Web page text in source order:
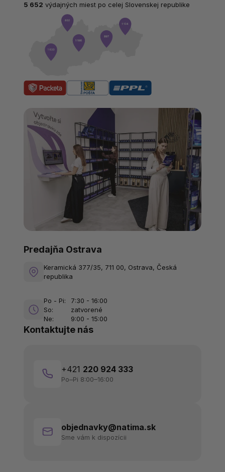
Kontaktujte nás
+421 220 924 333
Po–Pi 8:00–16:00
objednavky@natima.sk
Sme vám k dispozícii
Predajňa Ostrava
Keramická 377/35, 711 00, Ostrava, Česká
republika
Po - Pi:
7:30 - 16:00
So:
zatvorené
Ne:
9:00 - 15:00
5 652 výdajných miest po celej Slovenskej republike